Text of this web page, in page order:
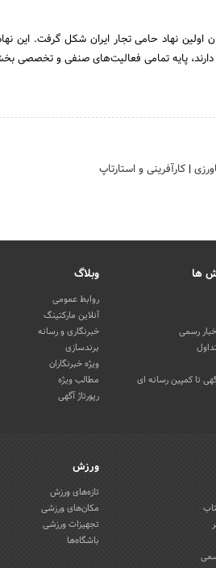
اولین نهاد حامی تجار ایران شکل گرفت. این
دارند، پایه تمامی فعالیت‌های صنفی و تخصصی
| کارآفرینی و استارتاپ
ها
رسمی
تا کمپین رسانه ای
وبلاگ
روابط عمومی
آنلاین مارکتینگ
خبرنگاری و رسانه
برندسازی
ویژه خبرنگاران
مطالب ویژه
رپورتاژ آگهی
ورزش
تازه‌های ورزش
مکان‌های ورزشی
تجهیزات ورزشی
باشگاه‌ها